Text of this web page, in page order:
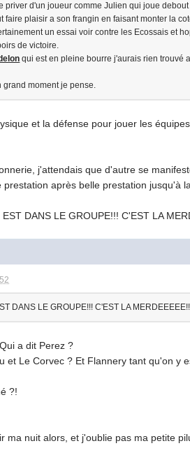
priver d'un joueur comme Julien qui joue
faire plaisir a son frangin en faisant monter la
un essai voir contre les Ecossais et
de victoire.
qui est en pleine bourre j'aurais rien trouvé
grand moment je pense.
et la défense pour jouer les
j'attendais que d'autre se
prestation après belle prestation jusqu'à
DANS LE GROUPE!!! C'EST LA
DANS LE GROUPE!!! C'EST LA
a dit Perez ?
et Le Corvec ? Et Flannery tant qu'on y
?!
ma nuit alors, et j'oublie pas ma petite